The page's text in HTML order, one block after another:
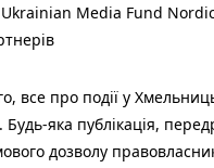
Media Fund
все про події у
яка публiкацiя,
дозволу